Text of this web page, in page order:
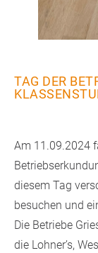
TAG DER
Am 11.09.2024
diesem Tag
besuchen und
Die Betriebe
die Lohner’s,